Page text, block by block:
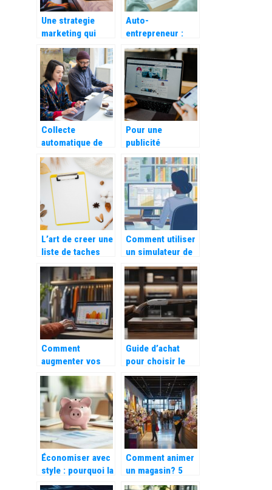
Une strategie
marketing qui
s’adapte aux
besoins de votre
entreprise
Auto-
entrepreneur :
Les avantages
d’utiliser une
application de
facturation
Collecte
automatique de
videos de
temoignages
clients :
Decouvrez leurs
utilites
Pour une
publicité
innovante en
phase avec son
époque
L’art de creer une
liste de taches
efficace pour
optimiser son
temps
Comment utiliser
un simulateur de
salaire gratuit
pour préparer un
entretien
d’embauche
Comment
augmenter vos
ventes grâce à
une plateforme
d’affiliation pour
la mode et la
maison
Guide d’achat
pour choisir le
fusil à pompe
idéal
Économiser avec
style : pourquoi la
tirelire cochon
Comment animer
un magasin? 5
stratégies